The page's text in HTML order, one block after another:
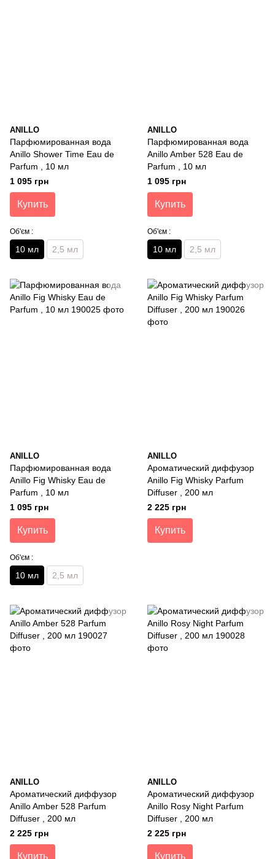
ANILLO
Парфюмированная вода
Anillo Shower Time Eau de
Parfum , 10 мл
1 095 грн
Купить
Об'єм :
10 мл 2,5 мл
ANILLO
Парфюмированная вода
Anillo Amber 528 Eau de
Parfum , 10 мл
1 095 грн
Купить
Об'єм :
10 мл 2,5 мл
ANILLO
Парфюмированная вода
Anillo Fig Whisky Eau de
Parfum , 10 мл
1 095 грн
Купить
Об'єм :
10 мл 2,5 мл
ANILLO
Ароматический диффузор
Anillo Fig Whisky Parfum
Diffuser , 200 мл
2 225 грн
Купить
ANILLO
Ароматический диффузор
Anillo Amber 528 Parfum
Diffuser , 200 мл
2 225 грн
Купить
ANILLO
Ароматический диффузор
Anillo Rosy Night Parfum
Diffuser , 200 мл
2 225 грн
Купить